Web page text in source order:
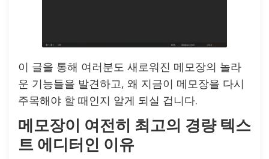
이 글을 통해 여러분도 새로워진 메모장의 놀라
운 기능들을 발견하고, 왜 지금이 메모장을 다시
주목해야 할 때인지 알게 되실 겁니다.
메모장이 여전히 최고의 경량 텍스
트 에디터인 이유